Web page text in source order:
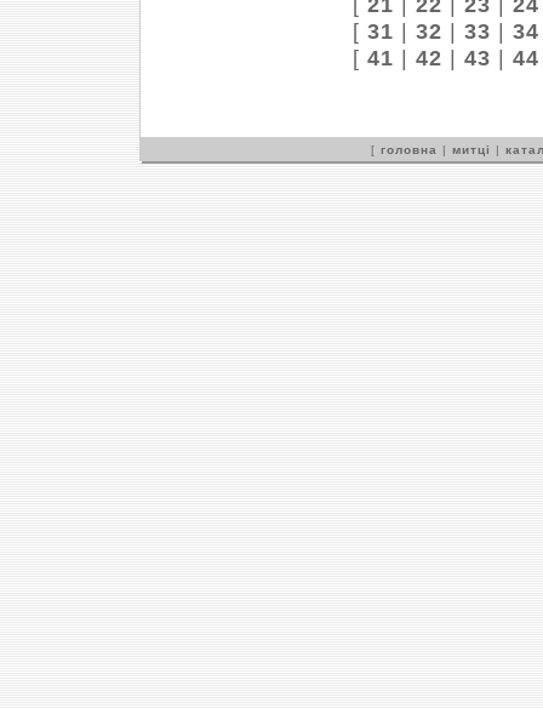
[ 31 | 32 | 33 | 34
[ 41 | 42 | 43 | 44
[ головна | митці |